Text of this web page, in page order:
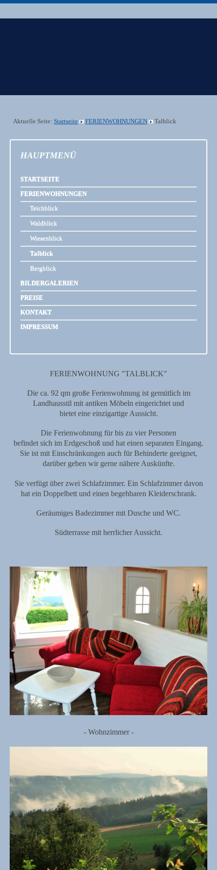
Aktuelle Seite: Startseite FERIENWOHNUNGEN Talblick
HAUPTMENÜ
STARTSEITE
FERIENWOHNUNGEN
Teichblick
Waldblick
Wiesenblick
Talblick
Bergblick
BILDERGALERIEN
PREISE
KONTAKT
IMPRESSUM
FERIENWOHNUNG "TALBLICK"
Die ca. 92 qm große Ferienwohnung ist gemütlich im
Landhausstil mit antiken Möbeln eingerichtet und
bietet eine einzigartige Aussicht.
Die Ferienwohnung für bis zu vier Personen
befindet sich im Erdgeschoß und hat einen separaten Eingang.
Sie ist mit Einschränkungen auch für Behinderte geeignet,
darüber geben wir gerne nähere Auskünfte.
Sie verfügt über zwei Schlafzimmer. Ein Schlafzimmer davon
hat ein Doppelbett und einen begehbaren Kleiderschrank.
Geräumiges Badezimmer mit Dusche und WC.
Südterrasse mit herrlicher Aussicht.
- Wohnzimmer -